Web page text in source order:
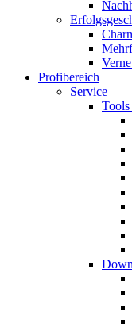
Profibereich
Service